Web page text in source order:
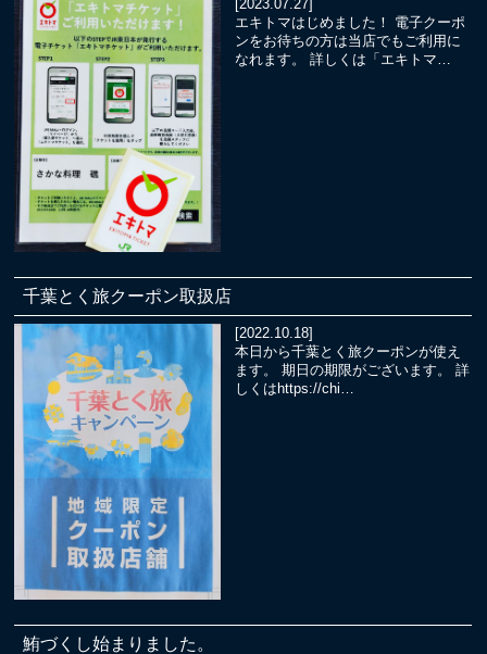
[2023.07.27]
エキトマはじめました！ 電子クーポ
ンをお待ちの方は当店でもご利用に
なれます。 詳しくは「エキトマ…
千葉とく旅クーポン取扱店
[2022.10.18]
本日から千葉とく旅クーポンが使え
ます。 期日の期限がございます。 詳
しくはhttps://chi…
鮪づくし始まりました。